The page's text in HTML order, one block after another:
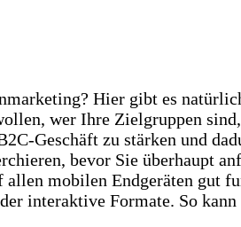
Hier gibt es
wer Ihre Zielgruppen
Geschäft zu stärken und
bevor Sie überhaupt
allen mobilen Endgeräten
interaktive Formate. So